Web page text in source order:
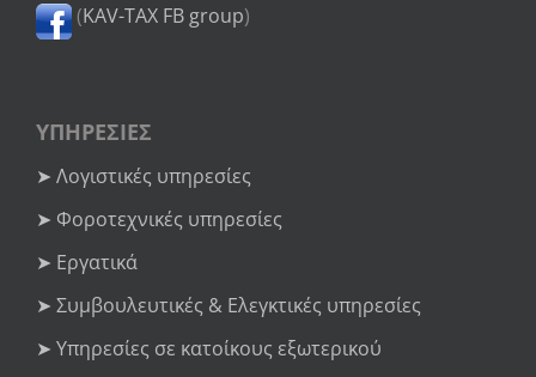
(KAV-TAX FB group)
ΥΠΗΡΕΣΙΕΣ
➤ Λογιστικές υπηρεσίες
➤ Φοροτεχνικές υπηρεσίες
➤ Εργατικά
➤ Συμβουλευτικές & Ελεγκτικές υπηρεσίες
➤ Υπηρεσίες σε κατοίκους εξωτερικού